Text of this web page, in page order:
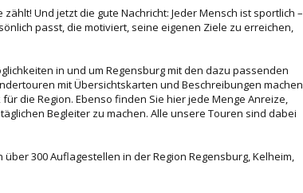
Und jetzt die gute Nachricht: Jeder Mensch ist sportlich –
passt, die motiviert, seine eigenen Ziele zu erreichen,
in und um Regensburg mit den dazu passenden
mit Übersichtskarten und Beschreibungen machen
die Region. Ebenso finden Sie hier jede Menge Anreize,
Begleiter zu machen. Alle unsere Touren sind dabei
300 Auflagestellen in der Region Regensburg, Kelheim,